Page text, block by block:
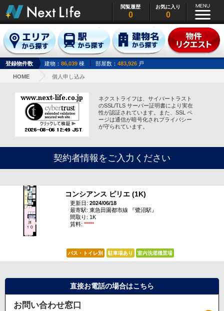
閲覧履歴
0
お気に入り
0
登録物件数 建物： 86,039 棟 部屋数： 483,926 戸
HOME 個人申し込み
ネクストライフは、サイバートラスト
のSSL/TLS サーバー証明書により実在
性が認証されています。また、SSL ペ
ージは通信が暗号化されプライバシー
が守られています。
契約者情報をご入力ください
コンシアンス ピリエ (1K)
更新日: 2024/06/18
最寄駅: 東急田園都市線 『鷺沼駅』
間取り: 1K
賃料: *****
バス・トイレ別 駐車場あり 室内洗濯機置場
直接お電話の場合はこちら
お問い合わせ窓口